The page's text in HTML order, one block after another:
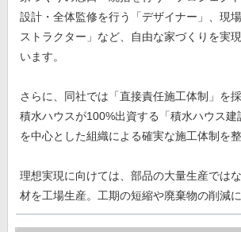
設計・全体監修を行う「デザイナー」、現
ストラクター」など、自由な家づくりを実
います。
さらに、同社では「直接責任施工体制」を採
積水ハウスが100%出資する「積水ハウス建
を中心とした組織による確実な施工体制を整
理想実現に向けては、部品の大量生産では
材を工場生産。工期の短縮や廃棄物の削減に